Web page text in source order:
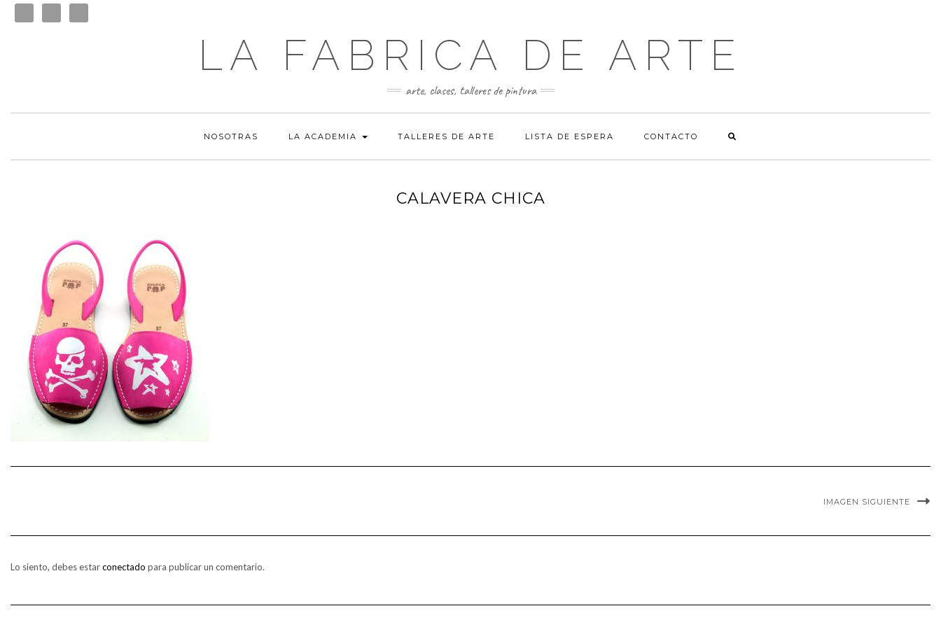
LA FABRICA DE ARTE
arte, clases, talleres de pintura
NOSOTRAS LA ACADEMIA TALLERES DE ARTE LISTA DE ESPERA CONTACTO
CALAVERA CHICA
IMAGEN SIGUIENTE
Lo siento, debes estarconectado para publicar un comentario.